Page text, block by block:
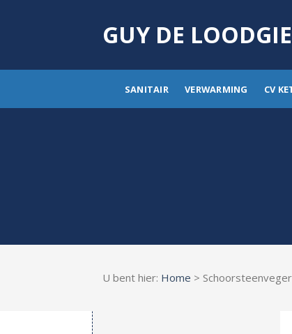
GUY DE
SANITAIR VERWARMING CV
U bent hier: Home >